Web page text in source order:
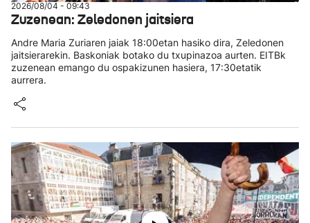
2026/08/04 - 09:43
Zuzenean: Zeledonen jaitsiera
Andre Maria Zuriaren jaiak 18:00etan hasiko dira, Zeledonen
jaitsierarekin. Baskoniak botako du txupinazoa aurten. EITBk
zuzenean emango du ospakizunen hasiera, 17:30etatik
aurrera.